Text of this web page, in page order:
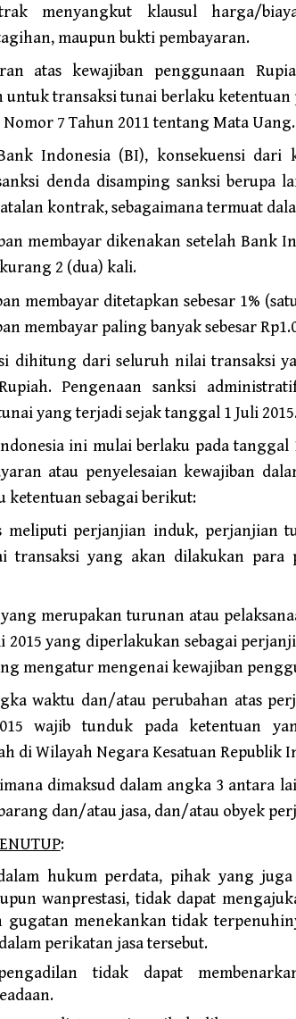
menyangkut klausul harga/
maupun bukti pembayaran.
atas kewajiban penggunaan
transaksi tunai berlaku ketentuan
7 Tahun 2011 tentang Mata Uang.
Indonesia (BI), konsekuensi
denda disamping sanksi berupa
kontrak, sebagaimana termuat
membayar dikenakan setelah Bank
2 (dua) kali.
membayar ditetapkan sebesar 1%
membayar paling banyak sebesar
dihitung dari seluruh nilai transaksi
Pengenaan sanksi
yang terjadi sejak tanggal 1 Juli
ini mulai berlaku pada
atau penyelesaian kewajiban
ketentuan sebagai berikut:
meliputi perjanjian induk, perjanjian
transaksi yang akan dilakukan para
merupakan turunan atau
2015 yang diperlakukan sebagai
mengatur mengenai kewajiban
waktu dan/atau perubahan atas
wajib tunduk pada ketentuan
di Wilayah Negara Kesatuan Republik
dimaksud dalam angka 3 antara
dan/atau jasa, dan/atau obyek
:
hukum perdata, pihak yang
wanprestasi, tidak dapat
gugatan menekankan tidak
perikatan jasa tersebut.
tidak dapat